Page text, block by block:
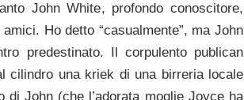
John White, profondo conoscitore,
Ho detto “casualmente”, ma John
predestinato. Il corpulento publican
cilindro una kriek di una birreria locale
John (che l’adorata moglie Joyce ha